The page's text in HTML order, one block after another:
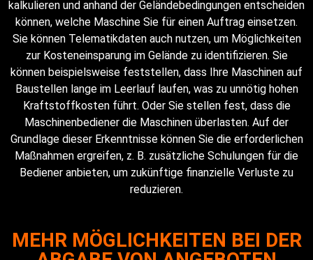
kalkulieren und anhand der Geländebedingungen entscheiden
können, welche Maschine Sie für einen Auftrag einsetzen.
Sie können Telematikdaten auch nutzen, um Möglichkeiten
zur Kosteneinsparung im Gelände zu identifizieren. Sie
können beispielsweise feststellen, dass Ihre Maschinen auf
Baustellen lange im Leerlauf laufen, was zu unnötig hohen
Kraftstoffkosten führt. Oder Sie stellen fest, dass die
Maschinenbediener die Maschinen überlasten. Auf der
Grundlage dieser Erkenntnisse können Sie die erforderlichen
Maßnahmen ergreifen, z. B. zusätzliche Schulungen für die
Bediener anbieten, um zukünftige finanzielle Verluste zu
reduzieren.
MEHR MÖGLICHKEITEN BEI DER